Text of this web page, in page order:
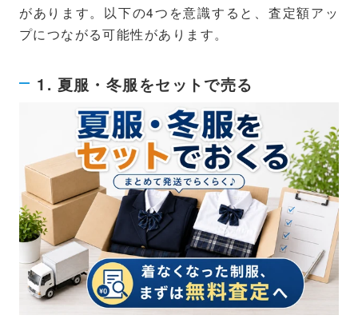
があります。以下の4つを意識すると、査定額アッ
プにつながる可能性があります。
1. 夏服・冬服をセットで売る